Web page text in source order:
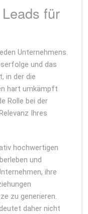
für
Unternehmens.
und das
in der die
hart umkämpft
Rolle bei der
Ihres
hochwertigen
und
ihre
zu generieren.
daher nicht